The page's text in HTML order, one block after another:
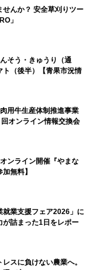
せんか？ 安全草刈りツー
」
そう・きゅうり（通
ト（後半）【青果市況情
用牛生産体制推進事業
オンライン情報交換会
ンライン開催『やまな
無料】
就業支援フェア2026」に
が詰まった1日をレポー
スに負けない農業へ。